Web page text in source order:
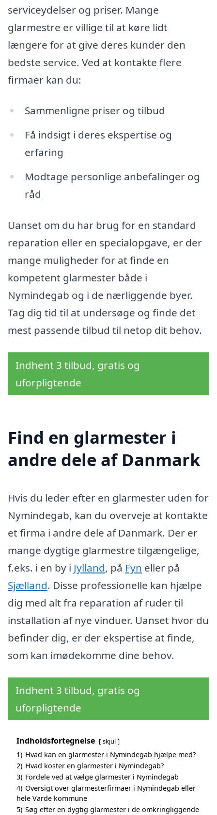
serviceydelser og priser. Mange
glarmestre er villige til at køre lidt
længere for at give deres kunder den
bedste service. Ved at kontakte flere
firmaer kan du:
Sammenligne priser og tilbud
Få indsigt i deres ekspertise og
erfaring
Modtage personlige anbefalinger og
råd
Uanset om du har brug for en standard
reparation eller en specialopgave, er der
mange muligheder for at finde en
kompetent glarmester både i
Nymindegab og i de nærliggende byer.
Tag dig tid til at undersøge og finde det
mest passende tilbud til netop dit behov.
Indhent 3 tilbud, gratis og
uforpligtende
Find en glarmester i
andre dele af Danmark
Hvis du leder efter en glarmester uden for
Nymindegab, kan du overveje at kontakte
et firma i andre dele af Danmark. Der er
mange dygtige glarmestre tilgængelige,
f.eks. i en by i Jylland, på Fyn eller på
Sjælland. Disse professionelle kan hjælpe
dig med alt fra reparation af ruder til
installation af nye vinduer. Uanset hvor du
befinder dig, er der ekspertise at finde,
som kan imødekomme dine behov.
Indhent 3 tilbud, gratis og
uforpligtende
Indholdsfortegnelse skjul
1) Hvad kan en glarmester i Nymindegab hjælpe med?
2) Hvad koster en glarmester i Nymindegab?
3) Fordele ved at vælge glarmester i Nymindegab
4) Oversigt over glarmesterfirmaer i Nymindegab eller
hele Varde kommune
5) Søg efter en dygtig glarmester i de omkringliggende